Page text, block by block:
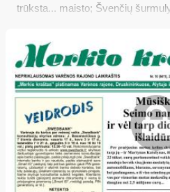
trūksta... maisto; Švenčių
neįdomu, ką jūs apie mus
negalvojam!